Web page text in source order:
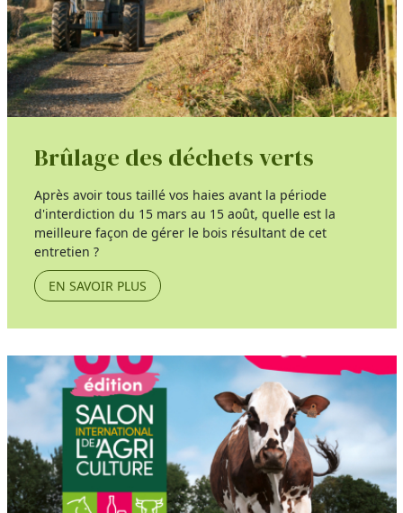
Brûlage des déchets verts
Après avoir tous taillé vos haies avant la période
d'interdiction du 15 mars au 15 août, quelle est la
meilleure façon de gérer le bois résultant de cet
entretien ?
EN SAVOIR PLUS